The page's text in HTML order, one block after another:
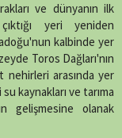
ve dünyanın ilk
yeri yeniden
kalbinde yer
Toros Dağları'nın
nehirleri arasında yer
kaynakları ve tarıma
gelişmesine olanak